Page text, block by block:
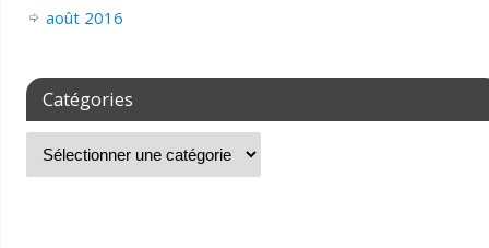
août 2016
Catégories